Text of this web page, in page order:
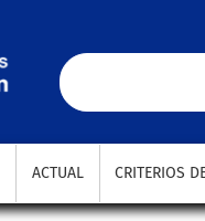
ACTUAL CRITERIOS